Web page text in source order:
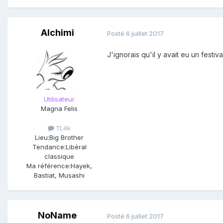
"Que pensez-vous de mettre
Alchimi
Utilisateur
Magna Felis
11,4k
Lieu:Big Brother
Tendance:Libéral
classique
Ma référence:Hayek,
Bastiat, Musashi
Posté 6 juillet 2017
J'ignorais qu'il y avait eu un
NoName Posté 6 juillet 2017